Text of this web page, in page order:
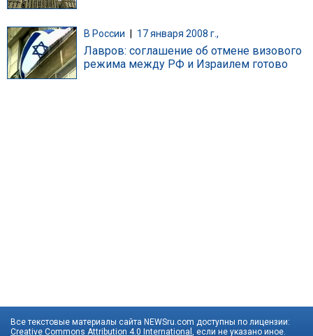
В России 17 января 2008 г.,
Лавров: соглашение об отмене визового
режима между РФ и Израилем готово
Все текстовые материалы сайта NEWSru.com доступны по лицензии:
Creative Commons Attribution 4.0 International , если не указано иное.